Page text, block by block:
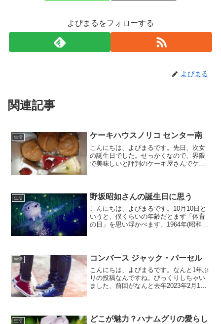
よぴまるをフォローする
よぴまる
関連記事
生活 ケーキハウスノリコ センター南
こんにちは、よぴまるです。先日、次女
の誕生日でした。せっかくなので、界隈
で美味しいと評判のケーキ屋さんでケー
ワ・エ・モア木いちごの...
生活 野坂昭如さんの誕生日に思う
こんにちは、よぴまるです。10月10日と
いうと、僕くらいの年齢だとまず「体育
の日」を思い浮かべます。1964年(昭和39
が、東京で...
生活 コンバース ジャック・パーセル
こんにちは、よぴまるです。なんと1年ぶ
りの投稿なんですね。びっくりしちゃい
ました、前回がなんと去年2023年2月15
ーセルコンバ...
生活
どこが魅力？ハナムグリの愛らし